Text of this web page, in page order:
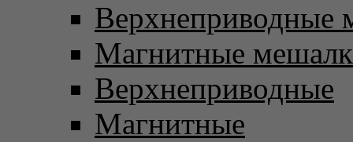
Верхнеприводные
Магнитные
Верхнеприводные
Магнитные